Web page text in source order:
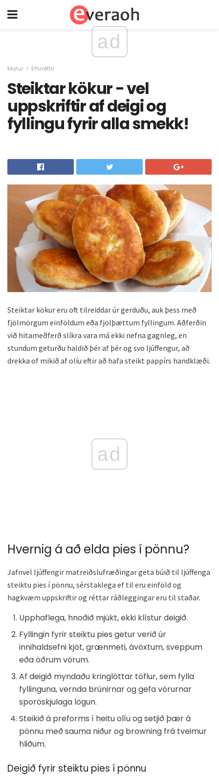
ad
Matur Eftirréttir
Steiktar kökur - vel
uppskriftir af deigi og
fyllingu fyrir alla smekk!
Steiktar kökur eru oft tilreiddar úr gerduðu, auk þess með
fjölmörgum einföldum eða fjölþættum fyllingum. Aðferðin
við hitameðferð slíkra vara má ekki nefna gagnleg, en
stundum geturðu haldið þér af þér og svo ljúffengur, að
drekka of mikið af olíu eftir að hafa steikt pappírs handklæði.
ad
Hvernig á að elda pies í pönnu?
Jafnvel ljúffengir matreiðslufræðingar geta búið til ljúffenga
steiktu pies í pönnu, sérstaklega ef til eru einföld og
hagkvæm uppskriftir og réttar ráðleggingar eru til staðar.
Upphaflega, hnoðið mjúkt, ekki klístur deigið.
Fyllingin fyrir steiktu pies getur verið úr
innihaldsefni kjöt, grænmeti, ávöxtum, sveppum
eða öðrum vörum.
Af deigið myndaðu kringlóttar töflur, sem fylla
fyllinguna, vernda brúnirnar og gefa vörurnar
sporöskjulaga lögun.
Steikið á preforms í heitu olíu og setjið þær á
pönnu með sauma niður og browning frá tveimur
hliðum.
Deigið fyrir steiktu pies í pönnu